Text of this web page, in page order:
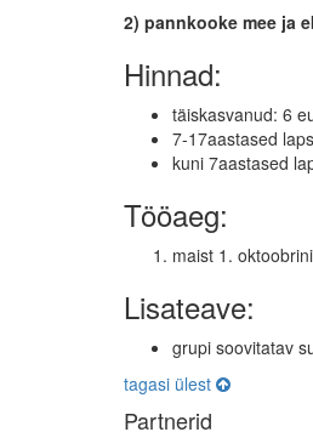
2) pannkooke mee ja
Hinnad:
täiskasvanud: 6
7-17aastased
kuni 7aastased
Tööaeg:
maist 1.
Lisateave:
grupi soovitatav
tagasi ülest
Partnerid